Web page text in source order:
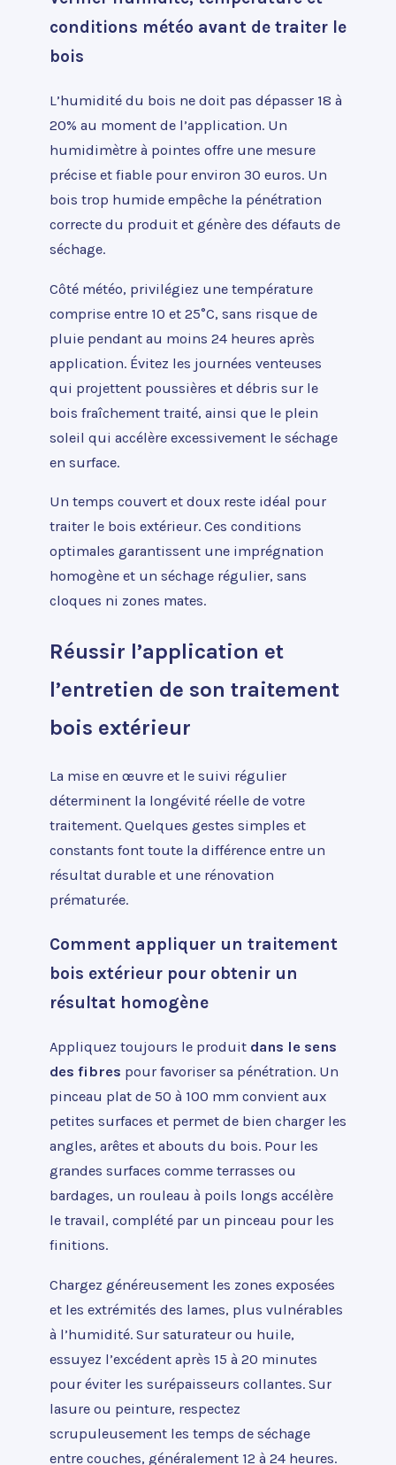
conditions météo avant de traiter le
bois
L’humidité du bois ne doit pas dépasser 18 à
20% au moment de l’application. Un
humidimètre à pointes offre une mesure
précise et fiable pour environ 30 euros. Un
bois trop humide empêche la pénétration
correcte du produit et génère des défauts de
séchage.
Côté météo, privilégiez une température
comprise entre 10 et 25°C, sans risque de
pluie pendant au moins 24 heures après
application. Évitez les journées venteuses
qui projettent poussières et débris sur le
bois fraîchement traité, ainsi que le plein
soleil qui accélère excessivement le séchage
en surface.
Un temps couvert et doux reste idéal pour
traiter le bois extérieur. Ces conditions
optimales garantissent une imprégnation
homogène et un séchage régulier, sans
cloques ni zones mates.
Réussir l’application et
l’entretien de son traitement
bois extérieur
La mise en œuvre et le suivi régulier
déterminent la longévité réelle de votre
traitement. Quelques gestes simples et
constants font toute la différence entre un
résultat durable et une rénovation
prématurée.
Comment appliquer un traitement
bois extérieur pour obtenir un
résultat homogène
Appliquez toujours le produit dans le sens
des fibres pour favoriser sa pénétration. Un
pinceau plat de 50 à 100 mm convient aux
petites surfaces et permet de bien charger les
angles, arêtes et abouts du bois. Pour les
grandes surfaces comme terrasses ou
bardages, un rouleau à poils longs accélère
le travail, complété par un pinceau pour les
finitions.
Chargez généreusement les zones exposées
et les extrémités des lames, plus vulnérables
à l’humidité. Sur saturateur ou huile,
essuyez l’excédent après 15 à 20 minutes
pour éviter les surépaisseurs collantes. Sur
lasure ou peinture, respectez
scrupuleusement les temps de séchage
entre couches, généralement 12 à 24 heures.